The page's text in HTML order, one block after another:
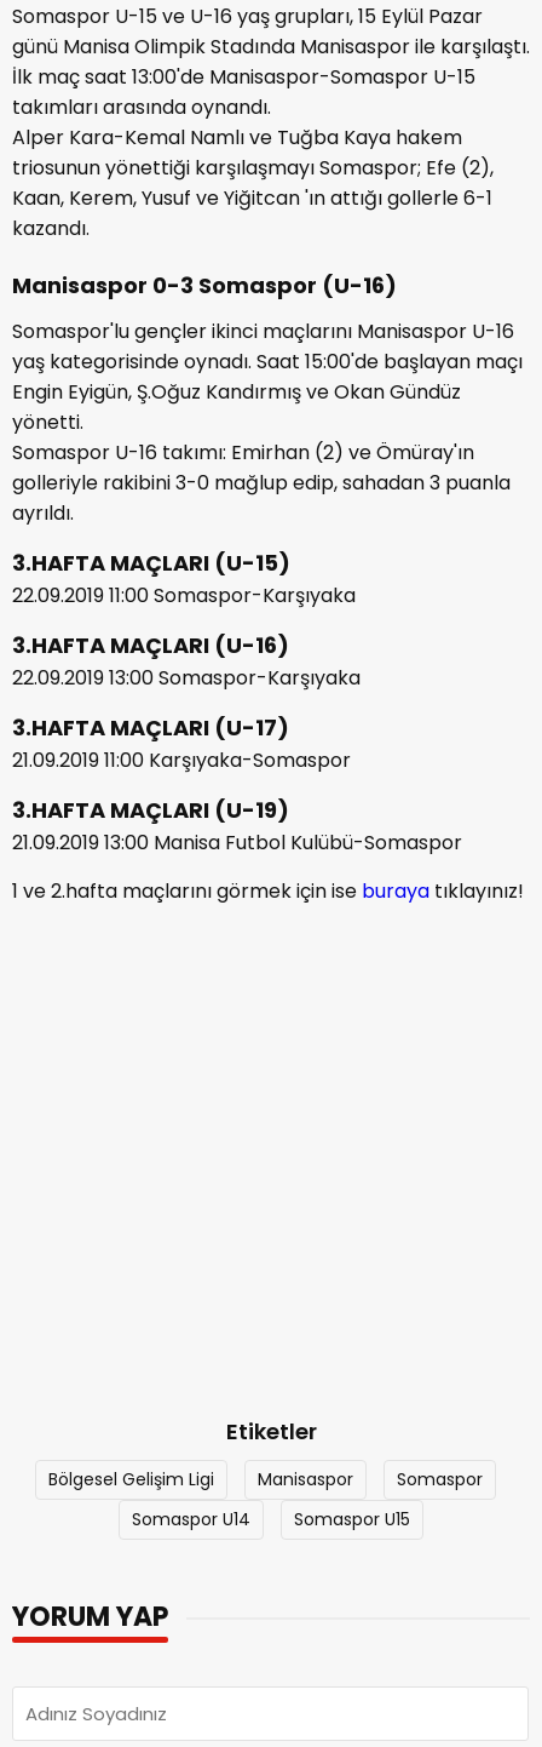
Somaspor U-15 ve U-16 yaş grupları, 15 Eylül Pazar
günü Manisa Olimpik Stadında Manisaspor ile karşılaştı.
İlk maç saat 13:00'de Manisaspor-Somaspor U-15
takımları arasında oynandı.
Alper Kara-Kemal Namlı ve Tuğba Kaya hakem
triosunun yönettiği karşılaşmayı Somaspor; Efe (2),
Kaan, Kerem, Yusuf ve Yiğitcan 'ın attığı gollerle 6-1
kazandı.
Manisaspor 0-3 Somaspor (U-16)
Somaspor'lu gençler ikinci maçlarını Manisaspor U-16
yaş kategorisinde oynadı. Saat 15:00'de başlayan maçı
Engin Eyigün, Ş.Oğuz Kandırmış ve Okan Gündüz
yönetti.
Somaspor U-16 takımı: Emirhan (2) ve Ömüray'ın
golleriyle rakibini 3-0 mağlup edip, sahadan 3 puanla
ayrıldı.
3.HAFTA MAÇLARI (U-15)
22.09.2019 11:00 Somaspor-Karşıyaka
3.HAFTA MAÇLARI (U-16)
22.09.2019 13:00 Somaspor-Karşıyaka
3.HAFTA MAÇLARI (U-17)
21.09.2019 11:00 Karşıyaka-Somaspor
3.HAFTA MAÇLARI (U-19)
21.09.2019 13:00 Manisa Futbol Kulübü-Somaspor
1 ve 2.hafta maçlarını görmek için ise buraya tıklayınız!
Etiketler
Bölgesel Gelişim Ligi Manisaspor
Somaspor
Somaspor U14
Somaspor U15
YORUM YAP